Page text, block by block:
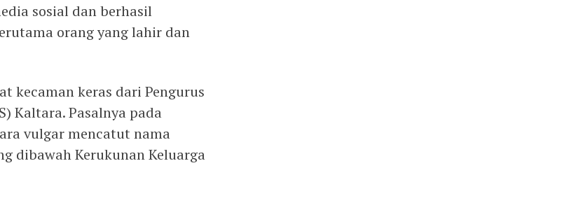
sosial dan berhasil
orang yang lahir dan
kecaman keras dari Pengurus
Kaltara. Pasalnya pada
vulgar mencatut nama
dibawah Kerukunan Keluarga